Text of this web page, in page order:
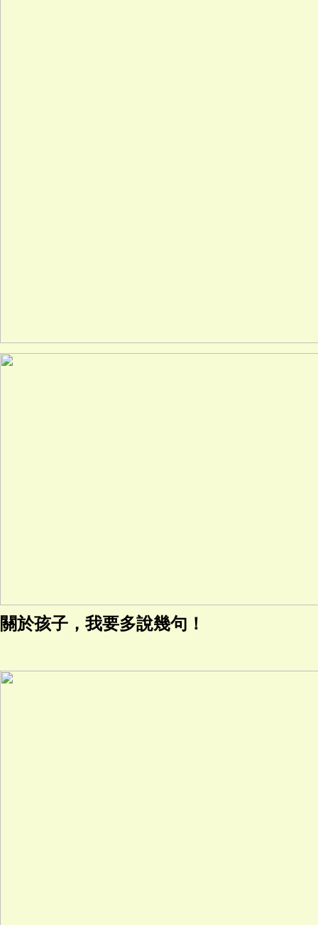
關於孩子，我要多說幾句！